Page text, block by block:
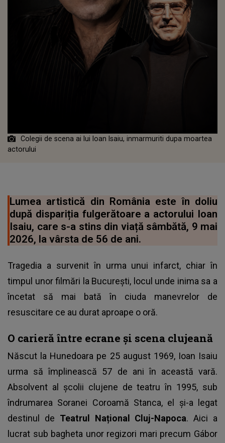
Colegii de scena ai lui Ioan Isaiu, inmarmuriti dupa moartea
actorului
Lumea artistică din România este în doliu
după dispariția fulgerătoare a actorului Ioan
Isaiu, care s-a stins din viață sâmbătă, 9 mai
2026, la vârsta de 56 de ani.
Tragedia a survenit în urma unui infarct, chiar în
timpul unor filmări la București, locul unde inima sa a
încetat să mai bată în ciuda manevrelor de
resuscitare ce au durat aproape o oră.
O carieră între ecrane și scena clujeană
Născut la Hunedoara pe 25 august 1969, Ioan Isaiu
urma să împlinească 57 de ani în această vară.
Absolvent al școlii clujene de teatru în 1995, sub
îndrumarea Soranei Coroamă Stanca, el și-a legat
destinul de Teatrul Național Cluj-Napoca. Aici a
lucrat sub bagheta unor regizori mari precum Gábor